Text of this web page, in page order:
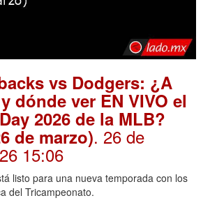
vs Dodgers: ¿A
dónde ver EN VIVO el
2026 de la MLB?
de marzo). 26 de
15:06
listo para una nueva temporada con los
del Tricampeonato.